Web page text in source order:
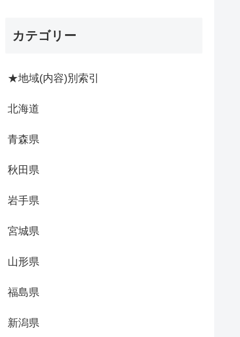
カテゴリー
★地域(内容)別索引
北海道
青森県
秋田県
岩手県
宮城県
山形県
福島県
新潟県